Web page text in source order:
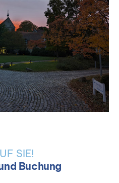
SIE!
Buchung